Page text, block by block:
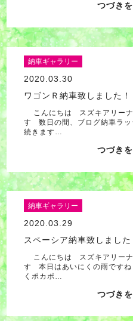
つづき
納車ギャラリー
2020.03.30
ワゴンＲ納車致しました！
こんにちは スズキアリーナ
す 数日の間、ブログ納車ラッ
続きます…
つづき
納車ギャラリー
2020.03.29
スペーシア納車致しました
こんにちは スズキアリーナ
す 本日はあいにくの雨ですね
くポカポ…
つづき